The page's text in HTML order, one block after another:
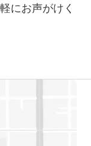
にお声がけく